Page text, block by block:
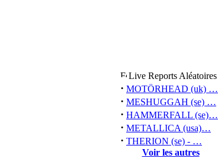
Live Reports Aléatoires
· MOTÖRHEAD (uk) …
· MESHUGGAH (se) …
· HAMMERFALL (se)…
· METALLICA (usa)…
· THERION (se) - …
Voir les autres